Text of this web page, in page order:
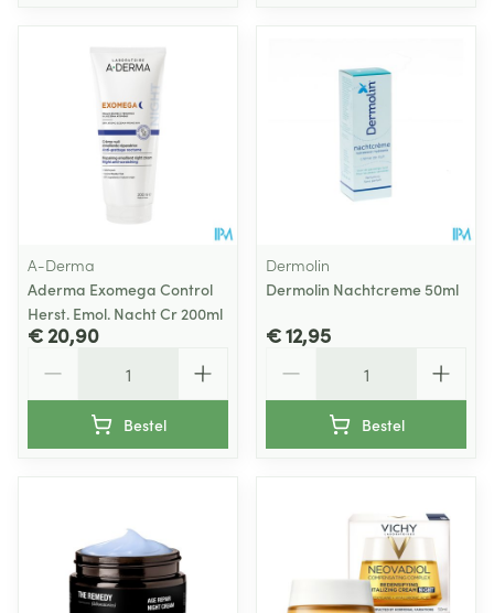
A-Derma
Aderma Exomega Control
Herst. Emol. Nacht Cr 200ml
€ 20,90
Bestel
Dermolin
Dermolin Nachtcreme 50ml
€ 12,95
Bestel